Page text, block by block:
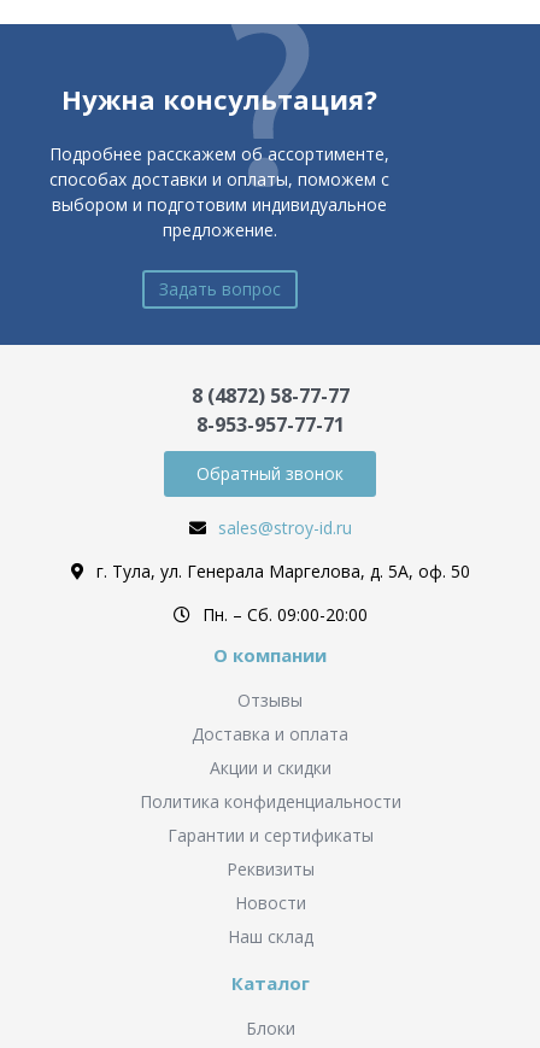
Нужна консультация?
Подробнее расскажем об ассортименте,
способах доставки и оплаты, поможем с
выбором и подготовим индивидуальное
предложение.
Задать вопрос
8 (4872) 58-77-77
8-953-957-77-71
Обратный звонок
sales@stroy-id.ru
г. Тула, ул. Генерала Маргелова, д. 5А, оф. 50
Пн. – Cб. 09:00-20:00
О компании
Отзывы
Доставка и оплата
Акции и скидки
Политика конфиденциальности
Гарантии и сертификаты
Реквизиты
Новости
Наш склад
Каталог
Блоки